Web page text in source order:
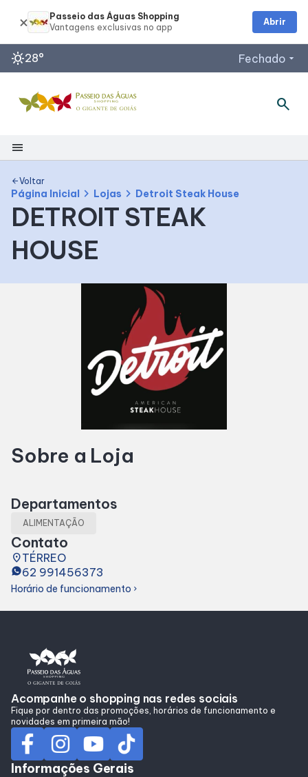
sunny28° Fechado arrow_drop_down
Horários de Funcionamento
Lojas
Acessar todos os horários
search
menu
Shopping
Mapa Interno
Como Chegar
Entretenimento
Eventos
Fique Por Dentro
Lojas e Restaurantes
Lojas
Programa de Benefícios
arrow_backVoltar
Página Inicial chevron_right Lojas chevron_right Detroit Steak House
DETROIT STEAK
HOUSE
Sobre a Loja
Departamentos
ALIMENTAÇÃO
Contato
placeTÉRREO
62 991456373
Horário de funcionamento chevron_right
Acompanhe o shopping nas redes sociais
Fique por dentro das promoções, horários de funcionamento e
novidades em primeira mão!
Informações Gerais
Passeio das Águas Shopping
Abrir